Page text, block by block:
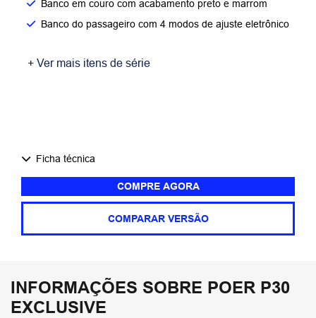
Banco em couro com acabamento preto e marrom​
Banco do passageiro com 4 modos de ajuste eletrônico​
+ Ver mais itens de série
Ficha técnica
COMPRE AGORA
COMPARAR VERSÃO
INFORMAÇÕES SOBRE POER P30
EXCLUSIVE